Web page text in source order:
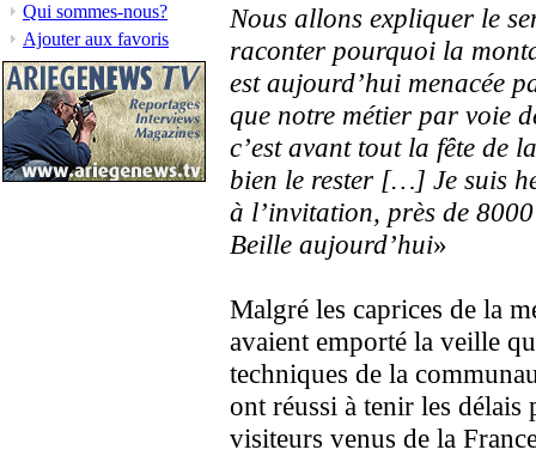
Qui sommes-nous?
Ajouter aux favoris
Nous allons expliquer le
raconter pourquoi la
est aujourd’hui menacée
que notre métier par voie
c’est avant tout la fête de
bien le rester […] Je suis
à l’invitation, près de
Beille aujourd’hui»
Malgré les caprices de la
avaient emporté la veille
techniques de la
ont réussi à tenir les
visiteurs venus de la